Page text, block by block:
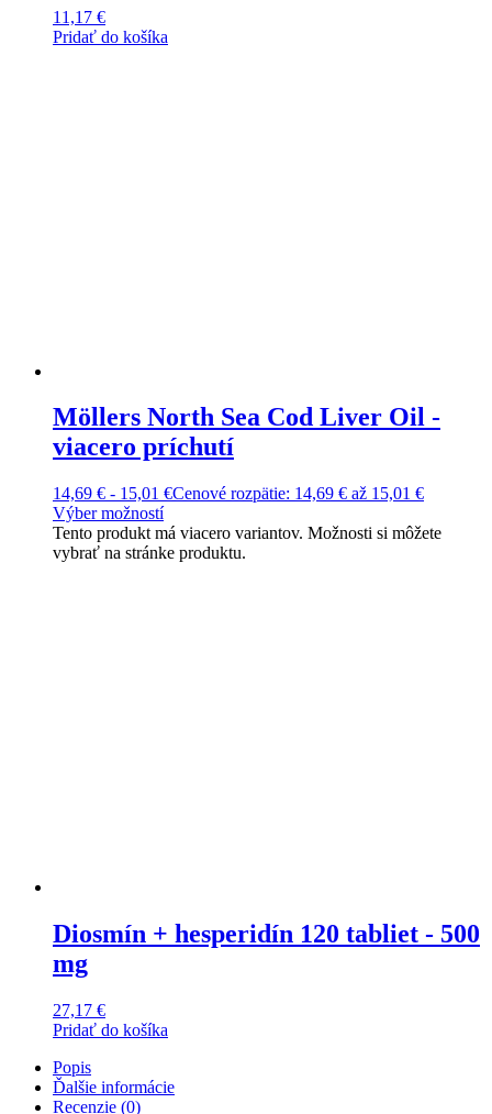
11,17 €
Pridať do košíka
Möllers North Sea Cod Liver Oil -
viacero príchutí
14,69 € - 15,01 €Cenové rozpätie: 14,69 € až 15,01 €
Výber možností
Tento produkt má viacero variantov. Možnosti si môžete
vybrať na stránke produktu.
Diosmín + hesperidín 120 tabliet - 500
mg
27,17 €
Pridať do košíka
Popis
Ďalšie informácie
Recenzie (0)